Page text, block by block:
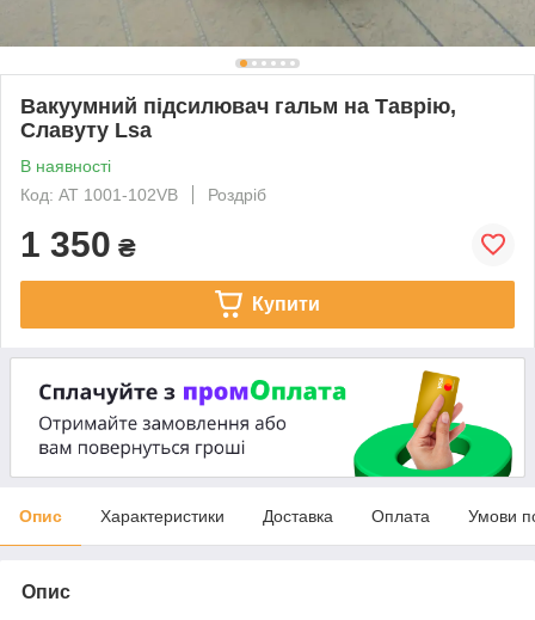
Вакуумний підсилювач гальм на Таврію,
Славуту Lsa
В наявності
Код: AT 1001-102VB
Роздріб
1 350 ₴
Купити
Опис Характеристики Доставка Оплата Умови
Опис